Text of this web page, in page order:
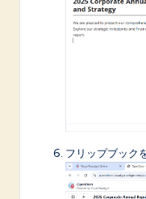
フリップブック